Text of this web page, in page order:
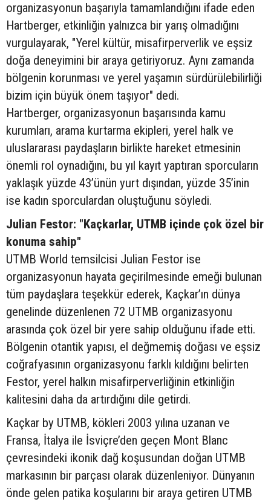
organizasyonun başarıyla tamamlandığını ifade eden
Hartberger, etkinliğin yalnızca bir yarış olmadığını
vurgulayarak, "Yerel kültür, misafirperverlik ve eşsiz
doğa deneyimini bir araya getiriyoruz. Aynı zamanda
bölgenin korunması ve yerel yaşamın sürdürülebilirliği
bizim için büyük önem taşıyor" dedi.
Hartberger, organizasyonun başarısında kamu
kurumları, arama kurtarma ekipleri, yerel halk ve
uluslararası paydaşların birlikte hareket etmesinin
önemli rol oynadığını, bu yıl kayıt yaptıran sporcuların
yaklaşık yüzde 43’ünün yurt dışından, yüzde 35’inin
ise kadın sporculardan oluştuğunu söyledi.
Julian Festor: "Kaçkarlar, UTMB içinde çok özel bir
konuma sahip"
UTMB World temsilcisi Julian Festor ise
organizasyonun hayata geçirilmesinde emeği bulunan
tüm paydaşlara teşekkür ederek, Kaçkar’ın dünya
genelinde düzenlenen 72 UTMB organizasyonu
arasında çok özel bir yere sahip olduğunu ifade etti.
Bölgenin otantik yapısı, el değmemiş doğası ve eşsiz
coğrafyasının organizasyonu farklı kıldığını belirten
Festor, yerel halkın misafirperverliğinin etkinliğin
kalitesini daha da artırdığını dile getirdi.
Kaçkar by UTMB, kökleri 2003 yılına uzanan ve
Fransa, İtalya ile İsviçre’den geçen Mont Blanc
çevresindeki ikonik dağ koşusundan doğan UTMB
markasının bir parçası olarak düzenleniyor. Dünyanın
önde gelen patika koşularını bir araya getiren UTMB